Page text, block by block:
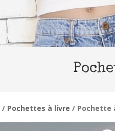
/ Pochettes à livre / Pochette